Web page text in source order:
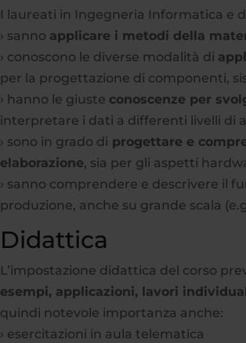
I laureati in Ingegneria Informatica e
› sanno applicare i metodi della
› conoscono le diverse modalità di
per la progettazione di componenti,
› hanno le giuste conoscenze per
interpretare i dati a differenti livelli di
› sono in grado di progettare e
elaborazione, sia per gli aspetti
› sanno comprendere e descrivere il
produzione, anche su grande scala
Didattica
L’impostazione didattica del corso
esempi, applicazioni, lavori
quindi notevole importanza anche:
› esercitazioni in aula telematica